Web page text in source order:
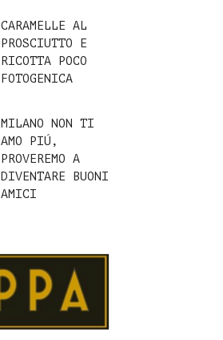
CARAMELLE AL
PROSCIUTTO E
RICOTTA POCO
FOTOGENICA
MILANO NON TI
AMO PIÚ,
PROVEREMO A
DIVENTARE BUONI
AMICI